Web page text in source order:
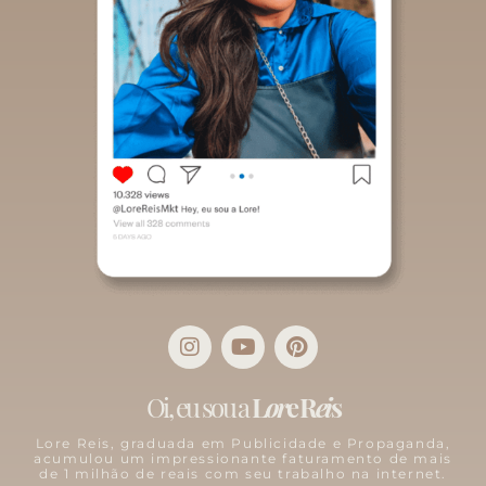
I
n
t
a
g
r
Y
o
t
u
b
e
P
i
t
e
r
e
Oi, eu sou aLore Reis
Lore Reis, graduada em Publicidade e Propaganda,
acumulou um impressionante faturamento de mais
de 1 milhão de reais com seu trabalho na internet.